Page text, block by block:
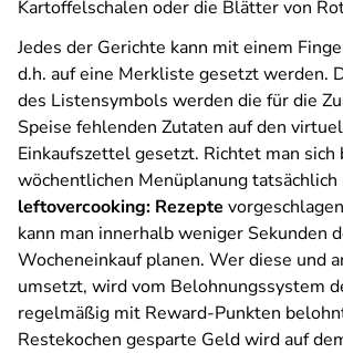
Kartoffelschalen oder die Blätter von
Jedes der Gerichte kann mit einem
d.h. auf eine Merkliste gesetzt werden.
des Listensymbols werden die für die
Speise fehlenden Zutaten auf den
Einkaufszettel gesetzt. Richtet man sich
wöchentlichen Menüplanung tatsächlich
leftovercooking: Rezepte
kann man innerhalb weniger Sekunden
Wocheneinkauf planen. Wer diese und
umsetzt, wird vom Belohnungssystem
regelmäßig mit Reward-Punkten
Restekochen gesparte Geld wird auf